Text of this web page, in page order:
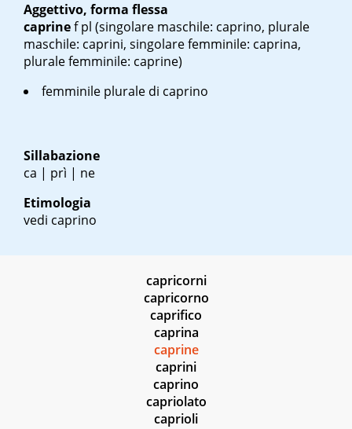
Aggettivo, forma flessa
caprinef pl (singolare maschile: caprino, plurale
maschile: caprini, singolare femminile: caprina,
plurale femminile: caprine)
femminile plurale di caprino
Sillabazione
ca | prì | ne
Etimologia
vedi caprino
capricorni
capricorno
caprifico
caprina
caprine
caprini
caprino
capriolato
caprioli